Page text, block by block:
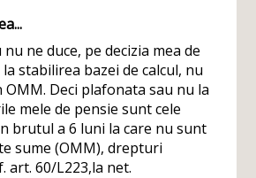
nu ne duce, pe decizia mea de
stabilirea bazei de calcul, nu
OMM. Deci plafonata sau nu la
mele de pensie sunt cele
brutul a 6 luni la care nu sunt
sume (OMM), drepturi
art. 60/L223,la net.